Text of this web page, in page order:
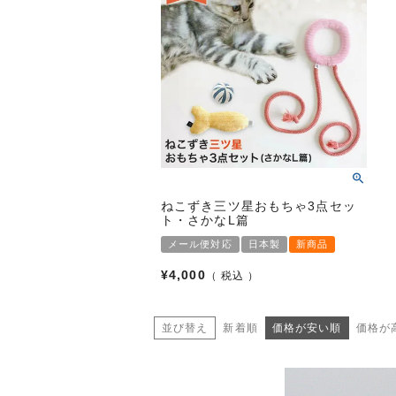
ねこずき三ツ星おもちゃ3点セッ
ト・さかなL篇
メール便対応 日本製 新商品
¥4,000 税込
並び替え 新着順 価格が安い順 価格が